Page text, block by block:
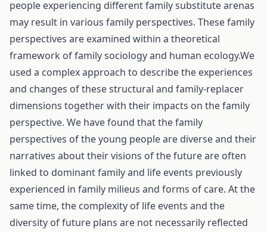
people experiencing different family substitute arenas
may result in various family perspectives. These family
perspectives are examined within a theoretical
framework of family sociology and human ecology.We
used a complex approach to describe the experiences
and changes of these structural and family-replacer
dimensions together with their impacts on the family
perspective. We have found that the family
perspectives of the young people are diverse and their
narratives about their visions of the future are often
linked to dominant family and life events previously
experienced in family milieus and forms of care. At the
same time, the complexity of life events and the
diversity of future plans are not necessarily reflected